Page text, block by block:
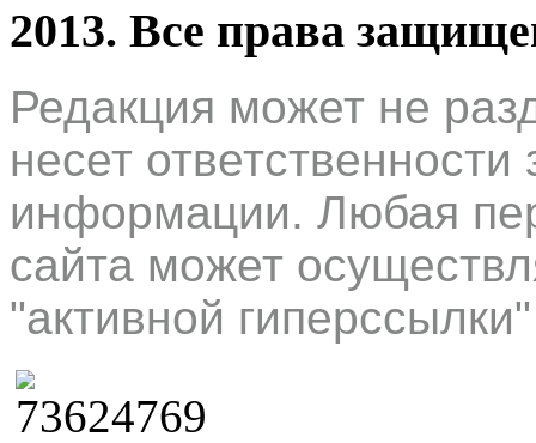
2013. Все права
Редакция может не
несет
информации. Любая
сайта может
"активной